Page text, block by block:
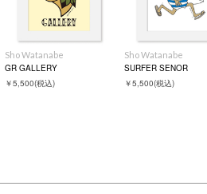
Sho Watanabe
GR GALLERY
￥5,500(税込)
Sho Watanabe
SURFER SENOR
￥5,500(税込)